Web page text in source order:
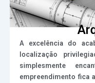
A excelência do
localização
simplesmente
empreendimento fica